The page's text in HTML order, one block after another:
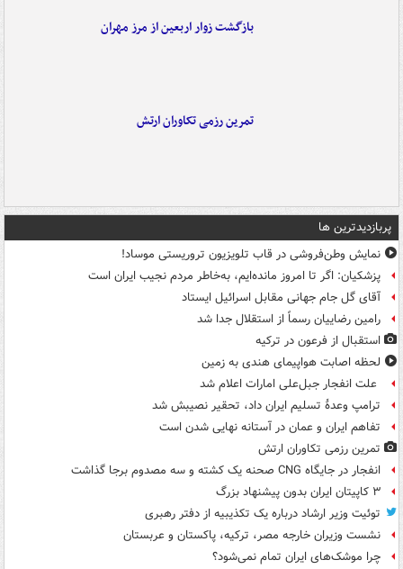
بازگشت زوار اربعین از مرز مهران
تمرین رزمی تکاوران ارتش
پربازدیدترین ها
نمایش وطن‌فروشی در قاب تلویزیون تروریستی موساد!
پزشکیان: اگر تا امروز مانده‌ایم، به‌خاطر مردم نجیب ایران است
آقای گل جام جهانی مقابل اسرائیل ایستاد
رامین رضاییان رسماً از استقلال جدا شد
استقبال از فرعون در ترکیه
لحظه اصابت هواپیمای هندی به زمین
علت انفجار جبل‌علی امارات اعلام شد
ترامپ وعدۀ تسلیم ایران داد، تحقیر نصیبش شد
تفاهم ایران و عمان در آستانه نهایی شدن است
تمرین رزمی تکاوران ارتش
انفجار در جایگاه CNG صحنه یک کشته و سه مصدوم برجا گذاشت
۳ کاپیتان ایران بدون پیشنهاد بزرگ
توئیت وزیر ارشاد درباره یک تکذیبیه از دفتر رهبری
نشست وزیران خارجه مصر، ترکیه، پاکستان و عربستان
چرا موشک‌های ایران تمام نمی‌شود؟